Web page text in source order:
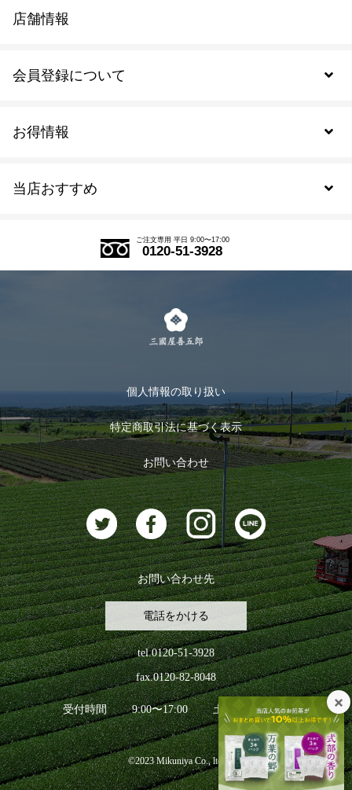
当店おすすめ
式部の香りシリーズ
お茶のギフト
おすすめのお茶
お茶に合うスイーツ
お得情報
会員登録について
会員規約について
ログイン
ログアウト
店舗情報
ご注文専用 平日 9:00〜17:00
0120-51-3928
個人情報の取り扱い
特定商取引法に基づく表示
お問い合わせ
お問い合わせ先
電話をかける
tel.0120-51-3928
fax.0120-82-8048
受付時間 9:00〜17:00 土日祝日を除く
©2023 Mikuniya Co., ltd.